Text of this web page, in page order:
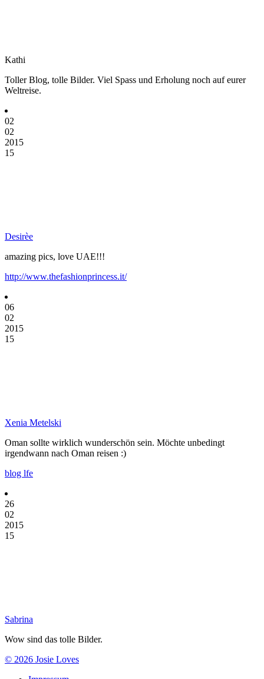
Kathi
Toller Blog, tolle Bilder. Viel Spass und Erholung noch auf eurer
Weltreise.
02
02
2015
15
Desirèe
amazing pics, love UAE!!!
http://www.thefashionprincess.it/
06
02
2015
15
Xenia Metelski
Oman sollte wirklich wunderschön sein. Möchte unbedingt
irgendwann nach Oman reisen :)
blog lfe
26
02
2015
15
Sabrina
Wow sind das tolle Bilder.
© 2026 Josie Loves